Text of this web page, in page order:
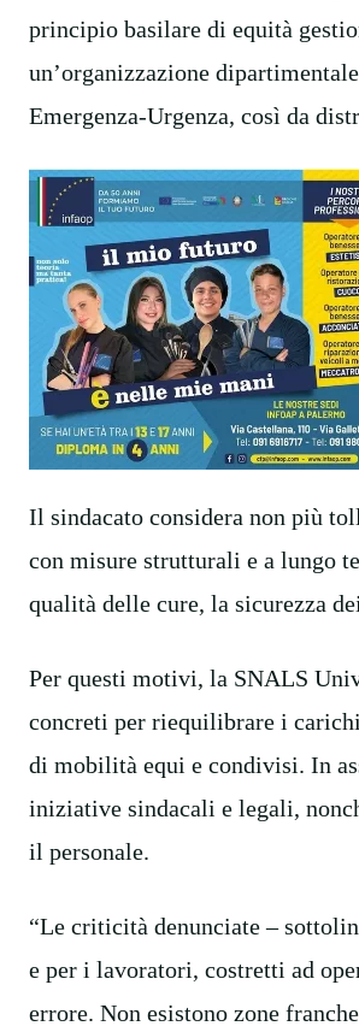
principio basilare di equità
un’organizzazione
Emergenza-Urgenza, così da
Il sindacato considera non più
con misure strutturali e a lungo
qualità delle cure, la sicurezza
Per questi motivi, la SNALS
concreti per riequilibrare i
di mobilità equi e condivisi. In
iniziative sindacali e legali,
il personale.
“Le criticità denunciate –
e per i lavoratori, costretti ad
errore. Non esistono zone